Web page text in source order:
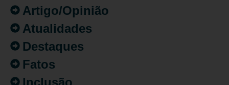
Artigo/Opinião
Atualidades
Destaques
Fatos
Inclusão